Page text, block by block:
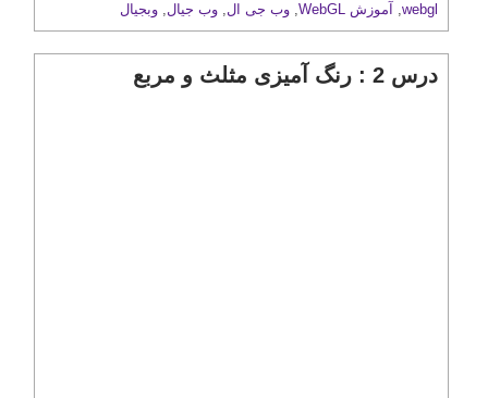
webgl
, آموزش WebGL , وب جی ال, وب جیال, وبجیال
درس 2 : رنگ آمیزی مثلث و مربع